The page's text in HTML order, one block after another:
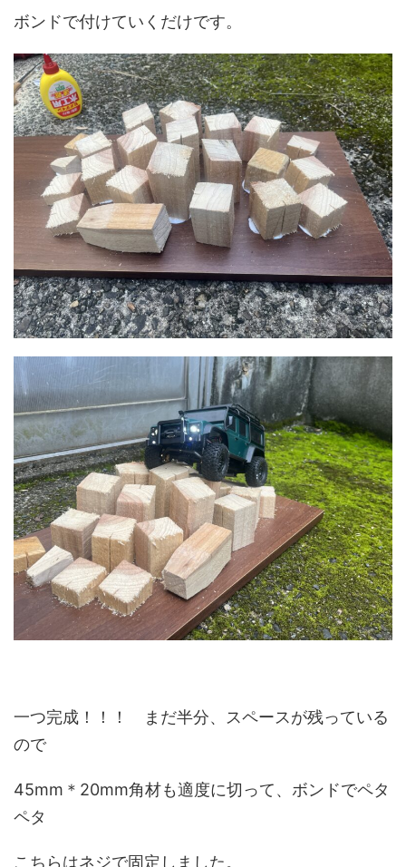
ボンドで付けていくだけです。
一つ完成！！！ まだ半分、スペースが残っている
ので
45mm＊20mm角材も適度に切って、ボンドでペタ
ペタ
こちらはネジで固定しました。